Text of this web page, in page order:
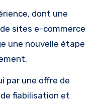
dont une
sites e-commerce
une nouvelle étape
par une offre de
fiabilisation et